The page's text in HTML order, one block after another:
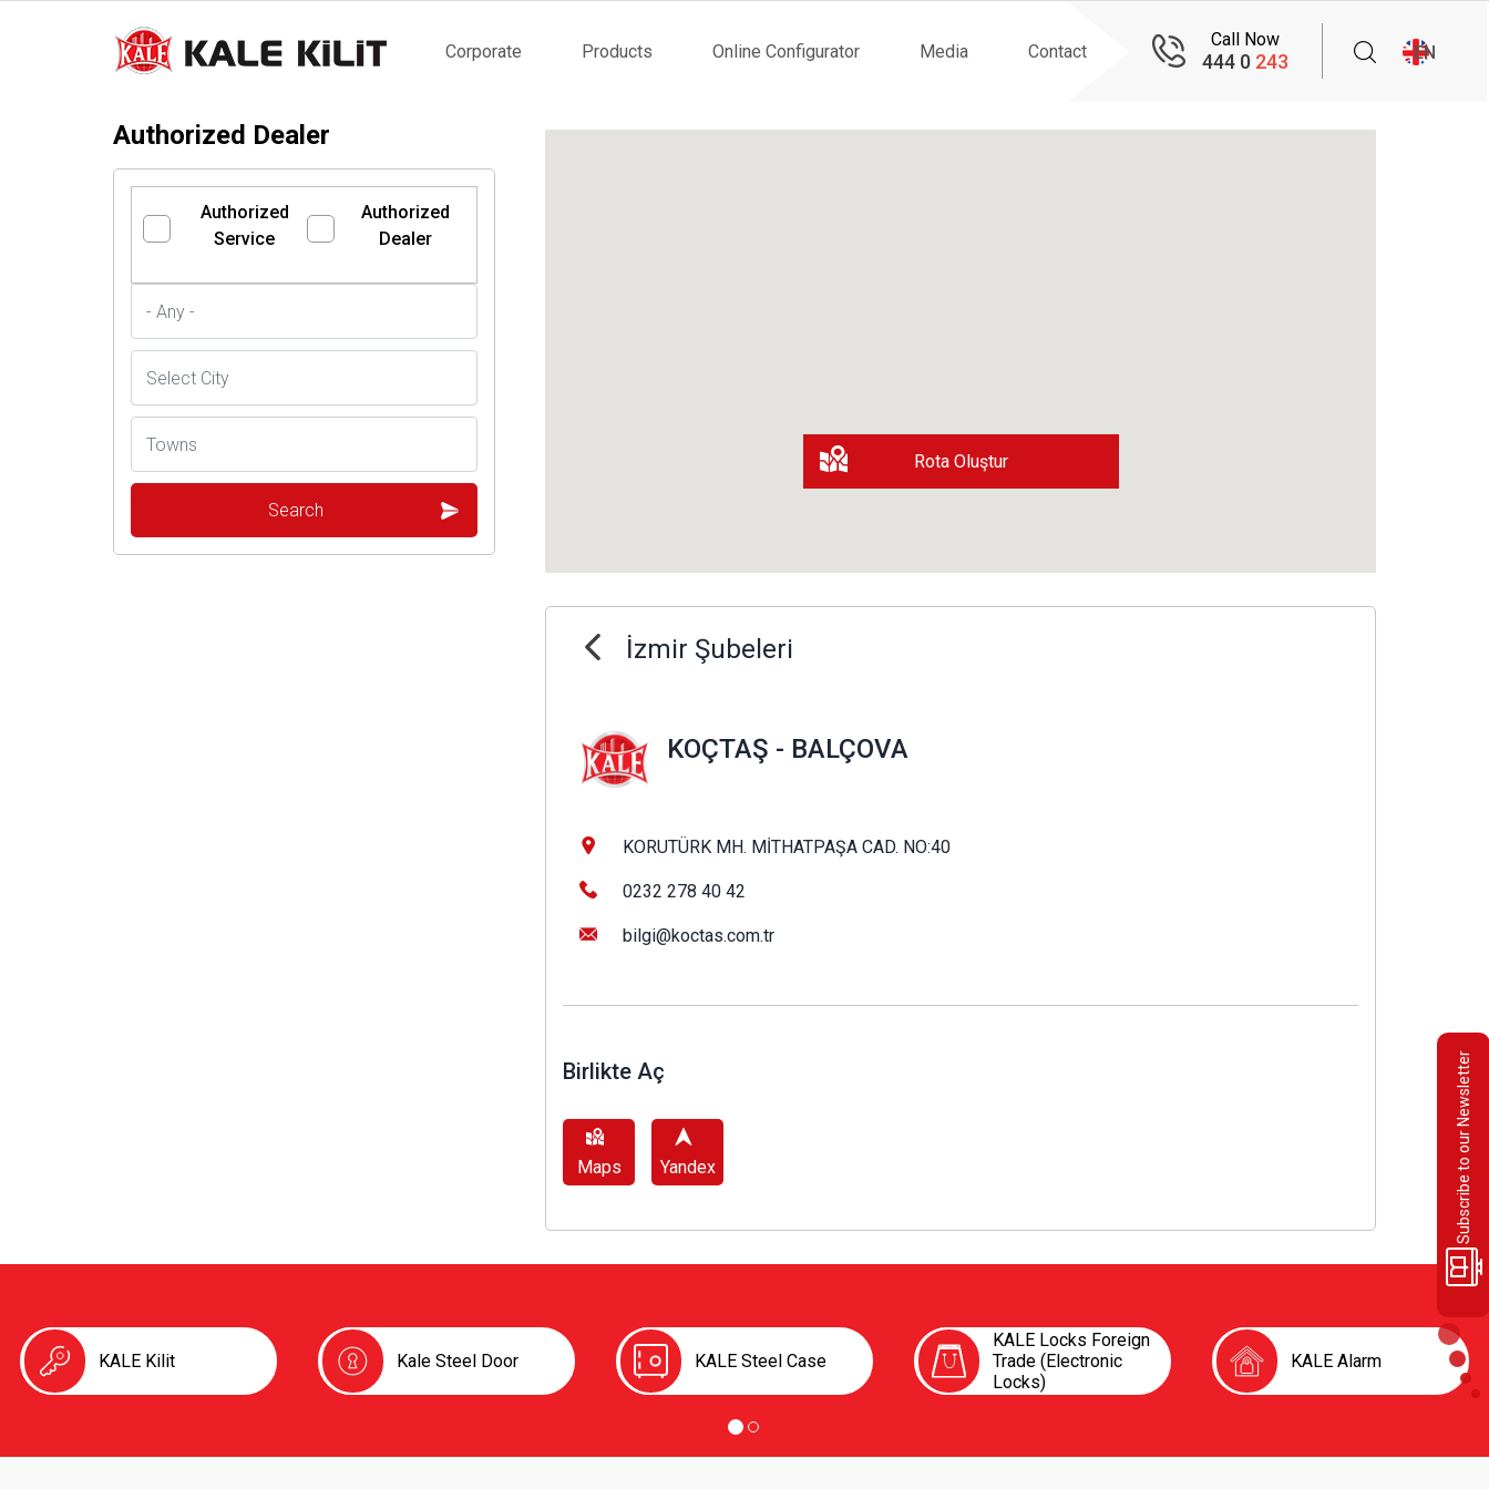
Main
navigation
Corporate Products Online Configurator Media Contact
Call Now
444 0 243 EN
Authorized Dealer
Authorized
Service
Authorized
Dealer
Subscribe to our Newsletter
Rota Oluştur
İzmir Şubeleri
KOÇTAŞ - BALÇOVA
KORUTÜRK MH. MİTHATPAŞA CAD. NO:40
0232 278 40 42
bilgi@koctas.com.tr
Birlikte Aç
Maps Yandex
KALE Kilit Kale Steel Door KALE Steel Case
KALE Locks Foreign
Trade (Electronic
Locks)
KALE Alarm